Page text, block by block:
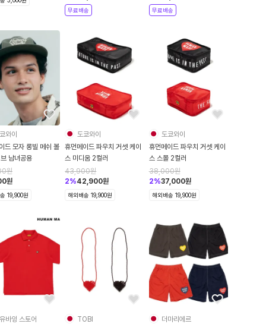
무료배송 무료배송
와이
드 모자 롱빌 메쉬 볼
남녀공용
원
원
19,900원
도쿄와이
휴먼메이드 파우치 거셋 케이
스 미디움 2컬러
43,900원
2%42,900원
해외배송 19,900원
도쿄와이
휴먼메이드 파우치 거셋 케이
스 스몰 2컬러
38,000원
2%37,000원
해외배송 19,900원
바잉 스토어
TOBI
더마리에르